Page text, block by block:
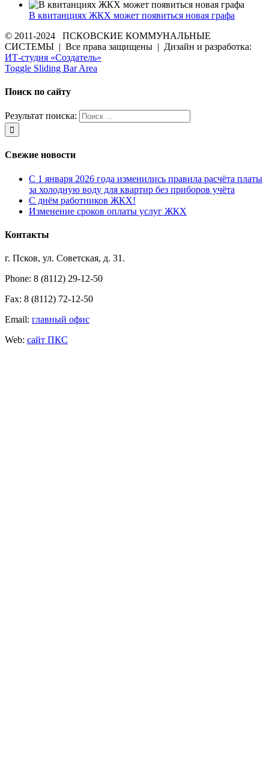
В квитанциях ЖКХ может появиться новая графа
© 2011-2024 ПСКОВСКИЕ КОММУНАЛЬНЫЕ
СИСТЕМЫ | Все права защищены | Дизайн и разработка:
ИТ-студия «Создатель»
Toggle Sliding Bar Area
Поиск по сайту
Результат поиска:
Свежие новости
С 1 января 2026 года изменились правила расчёта платы
за холодную воду для квартир без приборов учёта
С днём работников ЖКХ!
Изменение сроков оплаты услуг ЖКХ
Контакты
г. Псков, ул. Советская, д. 31.
Phone: 8 (8112) 29-12-50
Fax: 8 (8112) 72-12-50
Email: главный офис
Web: сайт ПКС